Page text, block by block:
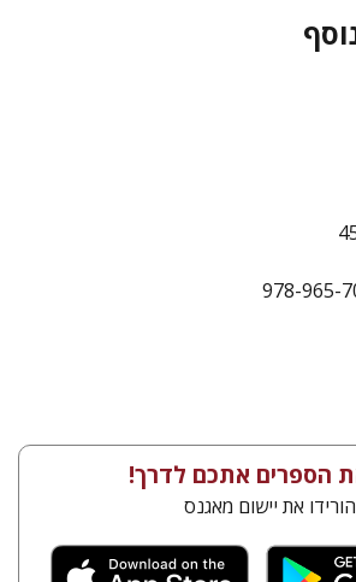
978-965-
הספרים אתכם לדרך!
הורידו את יישום מאגנס